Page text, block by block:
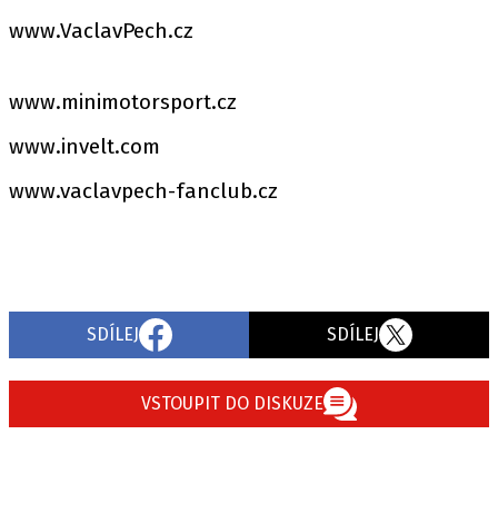
www.VaclavPech.cz
www.minimotorsport.cz
www.invelt.com
www.vaclavpech-fanclub.cz
SDÍLEJ SDÍLEJ
VSTOUPIT DO DISKUZE